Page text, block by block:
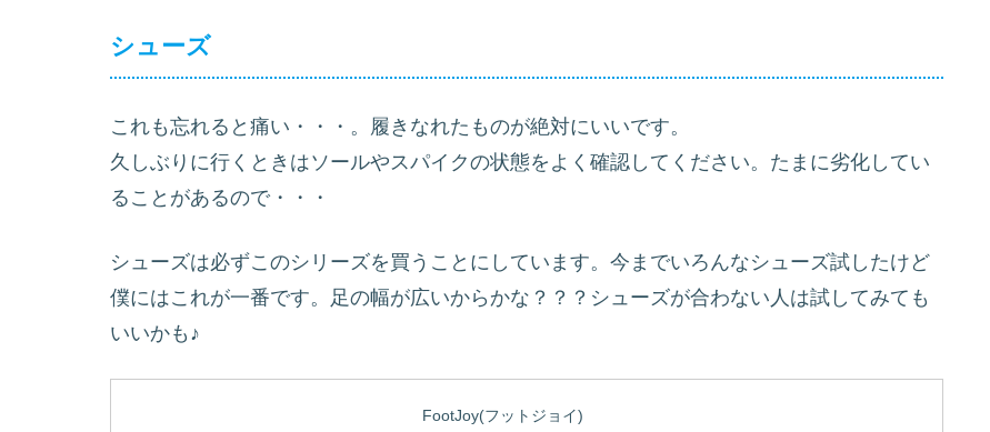
シューズ
これも忘れると痛い・・・。履きなれたものが絶対にいいです。
久しぶりに行くときはソールやスパイクの状態をよく確認してください。たまに劣化してい
ることがあるので・・・
シューズは必ずこのシリーズを買うことにしています。今までいろんなシューズ試したけど
僕にはこれが一番です。足の幅が広いからかな？？？シューズが合わない人は試してみても
いいかも♪
FootJoy(フットジョイ)